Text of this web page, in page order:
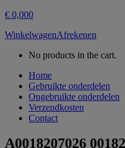
€ 0,000
WinkelwagenAfrekenen
No products in the cart.
Home
Gebruikte onderdelen
Ongebruikte onderdelen
Verzendkosten
Contact
A0018207026